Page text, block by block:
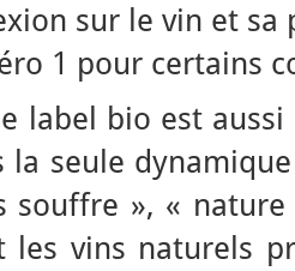
sur le vin et sa
1 pour certains
label bio est
la seule
souffre », «
les vins naturels